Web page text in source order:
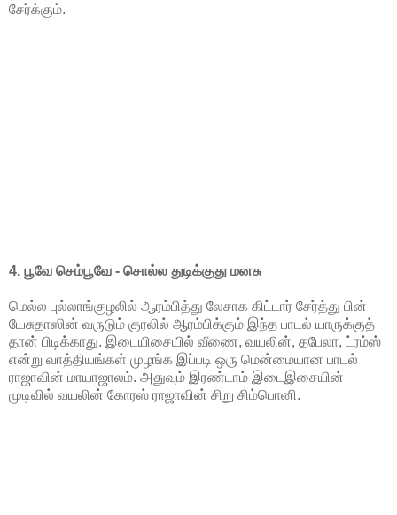
சேர்க்கும்.
4. பூவே செம்பூவே - சொல்ல துடிக்குது மனசு
மெல்ல புல்லாங்குழலில் ஆரம்பித்து லேசாக கிட்டார் சேர்த்து பின்
யேசுதாஸின் வருடும் குரலில் ஆரம்பிக்கும் இந்த பாடல் யாருக்குத்
தான் பிடிக்காது. இடையிசையில் வீணை, வயலின், தபேலா, ட்ரம்ஸ்
என்று வாத்தியங்கள் முழங்க இப்படி ஒரு மென்மையான பாடல்
ராஜாவின் மாயாஜாலம். அதுவும் இரண்டாம் இடைஇசையின்
முடிவில் வயலின் கோரஸ் ராஜாவின் சிறு சிம்பொனி.